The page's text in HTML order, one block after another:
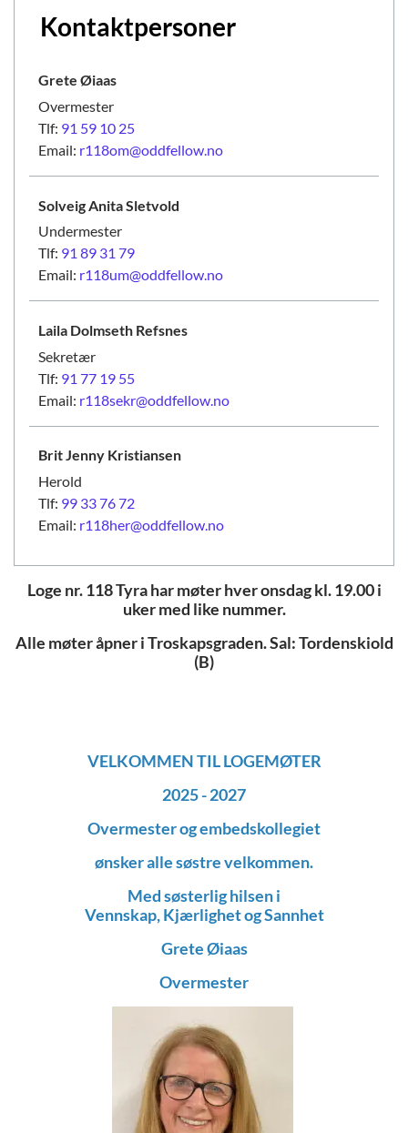
Loge nr. 118 Tyra har møter hver onsdag kl. 19.00 i
uker med like nummer.
Alle møter åpner i Troskapsgraden. Sal: Tordenskiold
(B)
VELKOMMEN TIL LOGEMØTER
2025 - 2027
Overmester og embedskollegiet
ønsker alle søstre velkommen.
Med søsterlig hilsen i
Vennskap, Kjærlighet og Sannhet
Grete Øiaas
Overmester
Kontaktpersoner
Grete Øiaas
Overmester
Tlf: 91 59 10 25
Email: r118om@oddfellow.no
Solveig AnitaSletvold
Undermester
Tlf: 91 89 31 79
Email: r118um@oddfellow.no
Laila Dolmseth Refsnes
Sekretær
Tlf: 91 77 19 55
Email: r118sekr@oddfellow.no
Brit Jenny Kristiansen
Herold
Tlf: 99 33 76 72
Email: r118her@oddfellow.no